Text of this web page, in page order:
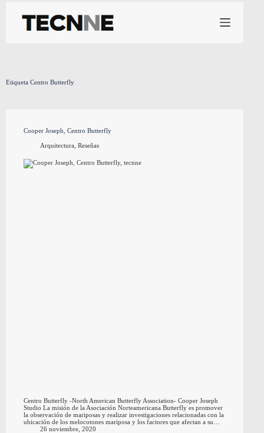
contenido
Etiqueta Centro Butterfly
Cooper Joseph, Centro Butterfly
Arquitectura, Reseñas
Centro Butterfly -North American Butterfly Association- Cooper Joseph
Studio La misión de la Asociación Norteamericana Butterfly es promover
la observación de mariposas y realizar investigaciones relacionadas con la
ubicación de los melocotones mariposa y los factores que afectan a su…
26 noviembre, 2020